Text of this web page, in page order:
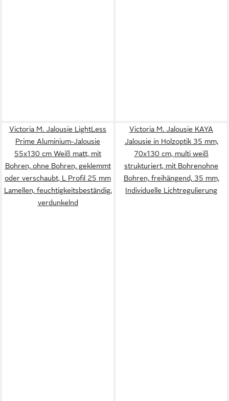
Victoria M. Jalousie LightLess
Prime Aluminium-Jalousie
55x130 cm Weiß matt, mit
Bohren, ohne Bohren, geklemmt
oder verschaubt, L Profil 25 mm
Lamellen, feuchtigkeitsbeständig,
verdunkelnd
Victoria M. Jalousie KAYA
Jalousie in Holzoptik 35 mm,
70x130 cm, multi weiß
strukturiert, mit Bohrenohne
Bohren, freihängend, 35 mm,
Individuelle Lichtregulierung